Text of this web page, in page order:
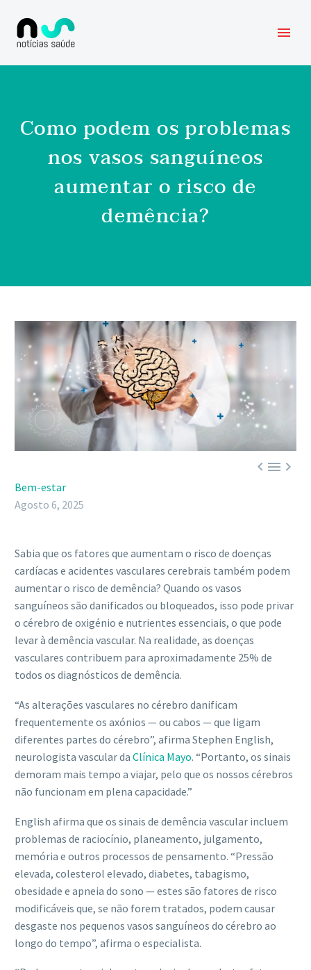
Como podem os problemas
nos vasos sanguíneos
aumentar o risco de
demência?

Bem-estar
Agosto 6, 2025
Sabia que os fatores que aumentam o risco de doenças
cardíacas e acidentes vasculares cerebrais também podem
aumentar o risco de demência? Quando os vasos
sanguíneos são danificados ou bloqueados, isso pode privar
o cérebro de oxigénio e nutrientes essenciais, o que pode
levar à demência vascular. Na realidade, as doenças
vasculares contribuem para aproximadamente 25% de
todos os diagnósticos de demência.
“As alterações vasculares no cérebro danificam
frequentemente os axónios — ou cabos — que ligam
diferentes partes do cérebro”, afirma Stephen English,
neurologista vascular da Clínica Mayo. “Portanto, os sinais
demoram mais tempo a viajar, pelo que os nossos cérebros
não funcionam em plena capacidade.”
English afirma que os sinais de demência vascular incluem
problemas de raciocínio, planeamento, julgamento,
memória e outros processos de pensamento. “Pressão
elevada, colesterol elevado, diabetes, tabagismo,
obesidade e apneia do sono — estes são fatores de risco
modificáveis que, se não forem tratados, podem causar
desgaste nos pequenos vasos sanguíneos do cérebro ao
longo do tempo”, afirma o especialista.